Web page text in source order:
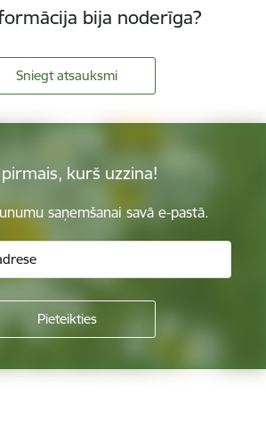
bija noderīga?
Sniegt atsauksmi
pirmais, kurš uzzina!
saņemšanai savā e-pastā.